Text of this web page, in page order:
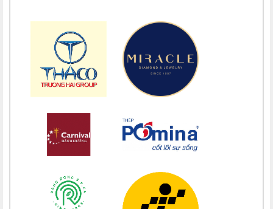
Chúc mừng bổn mạng Maria Vũ Thị Hoài Trang 15/08
Chúc mừng bổn mạng Maria Ngô Thị Thu 15/08
Chúc mừng bổn mạng Chị Maria Trương Thị Thanh Xuân 15/08
Chúc mừng bổn mạng Maria Đỗ Vy Hạ 15/08
Chúc mừng bổn mạng Maria Nguyễn Thị Trung Thu 15/08
Chúc mừng bổn mạng Maria Nguyễn Ngọc Anh 15/08